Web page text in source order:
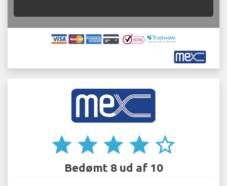
star star star star star_border
Bedømt 8 ud af 10